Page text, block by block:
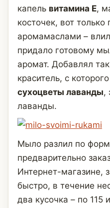
капель витамина Е,
косточек, вот
аромамаслами –
придало готовому
аромат. Добавлял
краситель, с
сухоцветы лаванды,
лаванды.
Мыло разлил по
предварительно
Интернет-магазине,
быстро, в течение
два кусочка – по